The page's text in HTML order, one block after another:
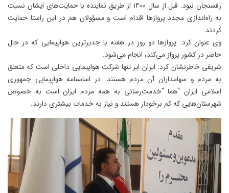
رفسنجان نبود. قبل از سال ۱۴۰۰ از طریق نماینده با حمایت‌های ایشان نسبت
به راه‌اندازی مجدد پروازها اقدام است و مسؤولان هم در این راستا حمایت
کردند.
وی عنوان کرد: پروازها دو روز در هفته با جدیرترین هواپیمایی که در حال
حاضر در کشور پرواز می‌کند، انجام می‌شود.
شریفی خاطرنشان کرد: ایران ایر تنها شرکت هواپیمایی داخلی است که متعلق
به مردم و سهامداران آن مردم هستند. در اساسنامه هواپیمایی جمهوری
اسلامی ایران “هما “خدمت‌رسانی به همه مردم ایران است به خصوص
شهرستان‌هایی که کم برخودار هستند و نیاز به خدمات بیشتری دارند.